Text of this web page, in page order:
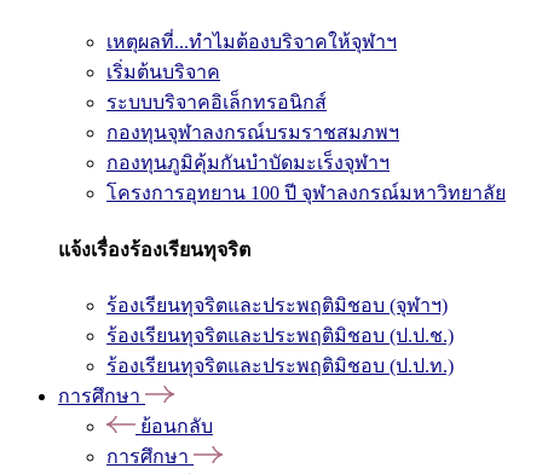
เหตุผลที่...ทำไมต้องบริจาคให้จุฬาฯ
เริ่มต้นบริจาค
ระบบบริจาคอิเล็กทรอนิกส์
กองทุนจุฬาลงกรณ์บรมราชสมภพฯ
กองทุนภูมิคุ้มกันบำบัดมะเร็งจุฬาฯ
โครงการอุทยาน 100 ปี จุฬาลงกรณ์มหาวิทยาลัย
แจ้งเรื่องร้องเรียนทุจริต
ร้องเรียนทุจริตและประพฤติมิชอบ (จุฬาฯ)
ร้องเรียนทุจริตและประพฤติมิชอบ (ป.ป.ช.)
ร้องเรียนทุจริตและประพฤติมิชอบ (ป.ป.ท.)
การศึกษา
ย้อนกลับ
การศึกษา